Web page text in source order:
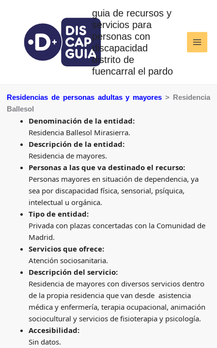
al
contenido
guia de recursos y
servicios para
personas con
discapacidad
distrito de
fuencarral el pardo
Residencias de personas adultas y mayores> Residencia
Ballesol
Denominación de la entidad:
Residencia Ballesol Mirasierra.
Descripción de la entidad:
Residencia de mayores.
Personas a las que va destinado el recurso:
Personas mayores en situación de dependencia, ya
sea por discapacidad física, sensorial, psíquica,
intelectual u orgánica.
Tipo de entidad:
Privada con plazas concertadas con la Comunidad de
Madrid.
Servicios que ofrece:
Atención sociosanitaria.
Descripción del servicio:
Residencia de mayores con diversos servicios dentro
de la propia residencia que van desde asistencia
médica y enfermería, terapia ocupacional, animación
sociocultural y servicios de fisioterapia y psicología.
Accesibilidad:
Sin datos.